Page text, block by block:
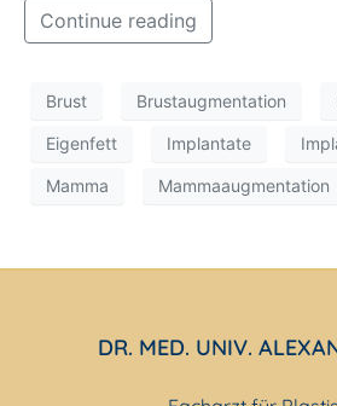
Continue reading
Brust Brustaugmentation
Eigenfett Implantate
Mamma Mammaaugmentation
DR. MED. UNIV.